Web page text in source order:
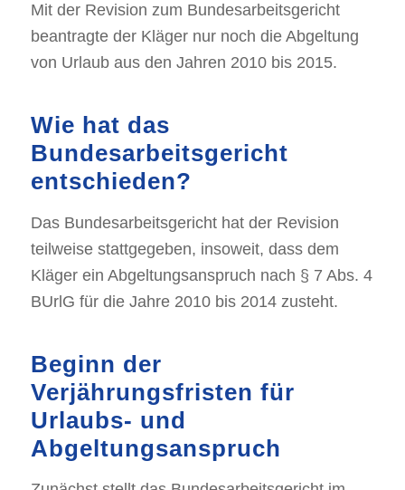
Mit der Revision zum Bundesarbeitsgericht
beantragte der Kläger nur noch die Abgeltung
von Urlaub aus den Jahren 2010 bis 2015.
Wie hat das
Bundesarbeitsgericht
entschieden?
Das Bundesarbeitsgericht hat der Revision
teilweise stattgegeben, insoweit, dass dem
Kläger ein Abgeltungsanspruch nach § 7 Abs. 4
BUrlG für die Jahre 2010 bis 2014 zusteht.
Beginn der
Verjährungsfristen für
Urlaubs- und
Abgeltungsanspruch